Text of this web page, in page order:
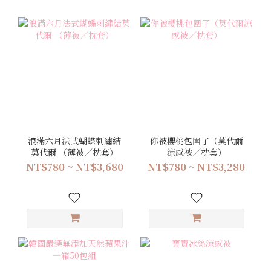
浪滿六月法式蝴蝶刺繡結
莫代爾 （薄被／枕套）
NT$780 ~ NT$3,680
你被櫻桃包圍了（莫代爾
涼感被／枕套）
NT$780 ~ NT$3,280